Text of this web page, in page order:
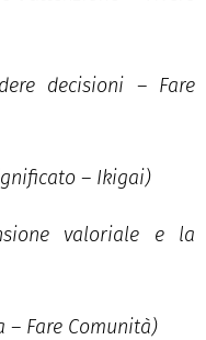
decisioni – Fare
– Ikigai)
valoriale e la
– Fare Comunità)